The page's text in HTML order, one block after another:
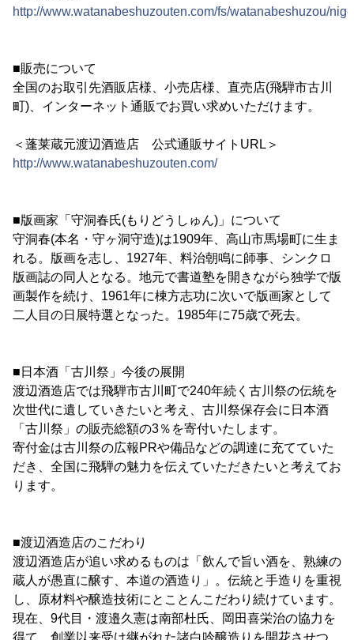
http://www.watanabeshuzouten.com/fs/watanabeshuzou/
■販売について
全国のお取引先酒販店様、小売店様、直売店(飛騨市古川
町)、インターネット通販でお買い求めいただけます。
＜蓬莱蔵元渡辺酒造店 公式通販サイトURL＞
http://www.watanabeshuzouten.com/
■版画家「守洞春氏(もりどうしゅん)」について
守洞春(本名・守ヶ洞守造)は1909年、高山市馬場町に生ま
れる。版画を志し、1927年、料治朝鳴に師事、シンクロ
版画誌の同人となる。地元で書道塾を開きながら独学で版
画製作を続け、1961年に棟方志功に次いで版画家として
二人目の日展特選となった。1985年に75歳で死去。
■日本酒「古川祭」今後の展開
渡辺酒造店では飛騨市古川町で240年続く古川祭の伝統を
次世代に遺していきたいと考え、古川祭保存会に日本酒
「古川祭」の販売総額の3％を寄付いたします。
寄付金は古川祭の広報PRや備品などの調達に充てていた
だき、全国に飛騨の魅力を伝えていただきたいと考えてお
ります。
■渡辺酒造店のこだわり
渡辺酒造店が追い求めるものは「飲んで旨い酒を、熟練の
蔵人が愚直に醸す、本道の酒造り」。伝統と手造りを重視
し、原材料や醸造技術にとことんこだわり続けています。
現在、9代目・渡邉久憲は南部杜氏、岡田喜栄治の協力を
得て、創業以来受け継がれた諸白吟醸造りを開花させつ